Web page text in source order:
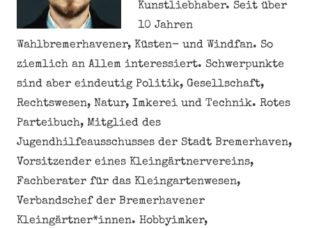
Kunstliebhaber. Seit über
10 Jahren
Wahlbremerhavener, Küsten- und Windfan. So
ziemlich an Allem interessiert. Schwerpunkte
sind aber eindeutig Politik, Gesellschaft,
Rechtswesen, Natur, Imkerei und Technik. Rotes
Parteibuch, Mitglied des
Jugendhilfeausschusses der Stadt Bremerhaven,
Vorsitzender eines Kleingärtnervereins,
Fachberater für das Kleingartenwesen,
Verbandschef der Bremerhavener
Kleingärtner*innen. Hobbyimker,